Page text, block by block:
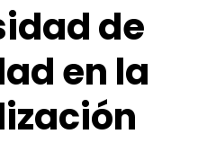
de
en la